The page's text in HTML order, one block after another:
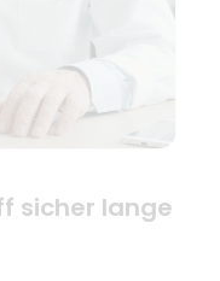
sicher lange